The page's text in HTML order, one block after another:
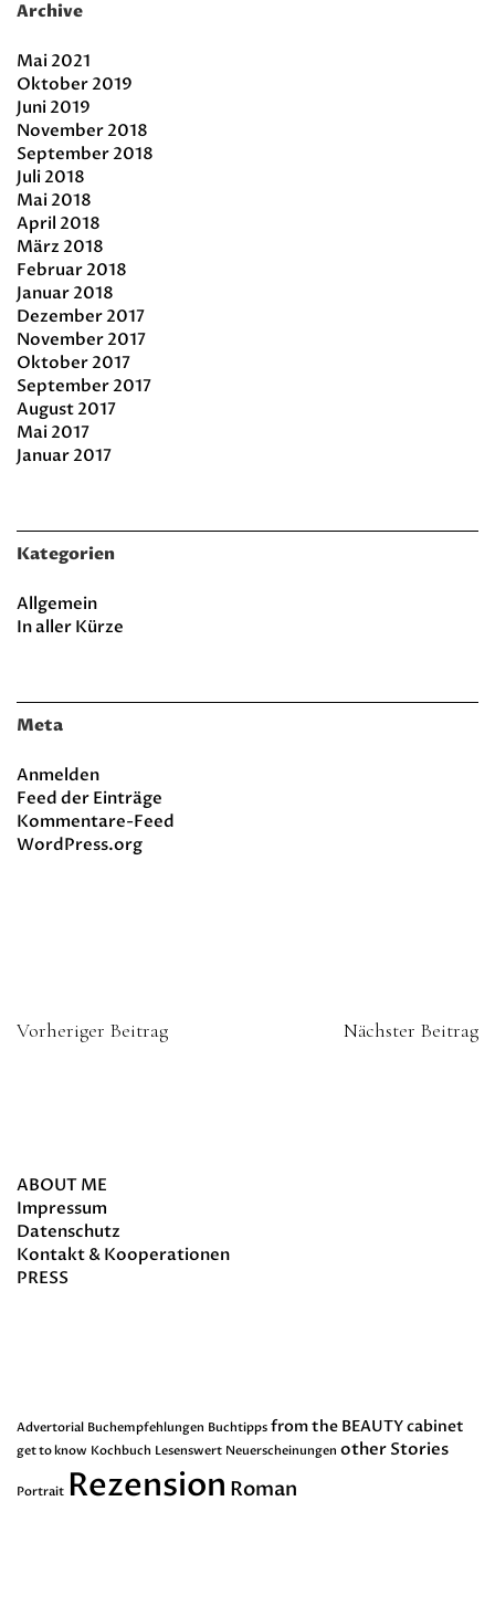
Archive
Mai 2021
Oktober 2019
Juni 2019
November 2018
September 2018
Juli 2018
Mai 2018
April 2018
März 2018
Februar 2018
Januar 2018
Dezember 2017
November 2017
Oktober 2017
September 2017
August 2017
Mai 2017
Januar 2017
Kategorien
Allgemein
In aller Kürze
Meta
Anmelden
Feed der Einträge
Kommentare-Feed
WordPress.org
Vorheriger Beitrag Nächster Beitrag
ABOUT ME
Impressum
Datenschutz
Kontakt & Kooperationen
PRESS
Advertorial Buchempfehlungen Buchtipps from the BEAUTY cabinet
get to know Kochbuch Lesenswert Neuerscheinungen other Stories
Portrait Rezension Roman